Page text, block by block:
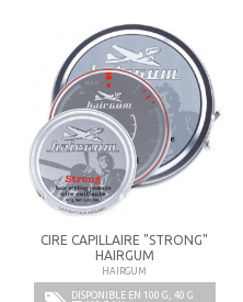
CIRE CAPILLAIRE "STRONG"
HAIRGUM
HAIRGUM
DISPONIBLE EN 100 G, 40 G